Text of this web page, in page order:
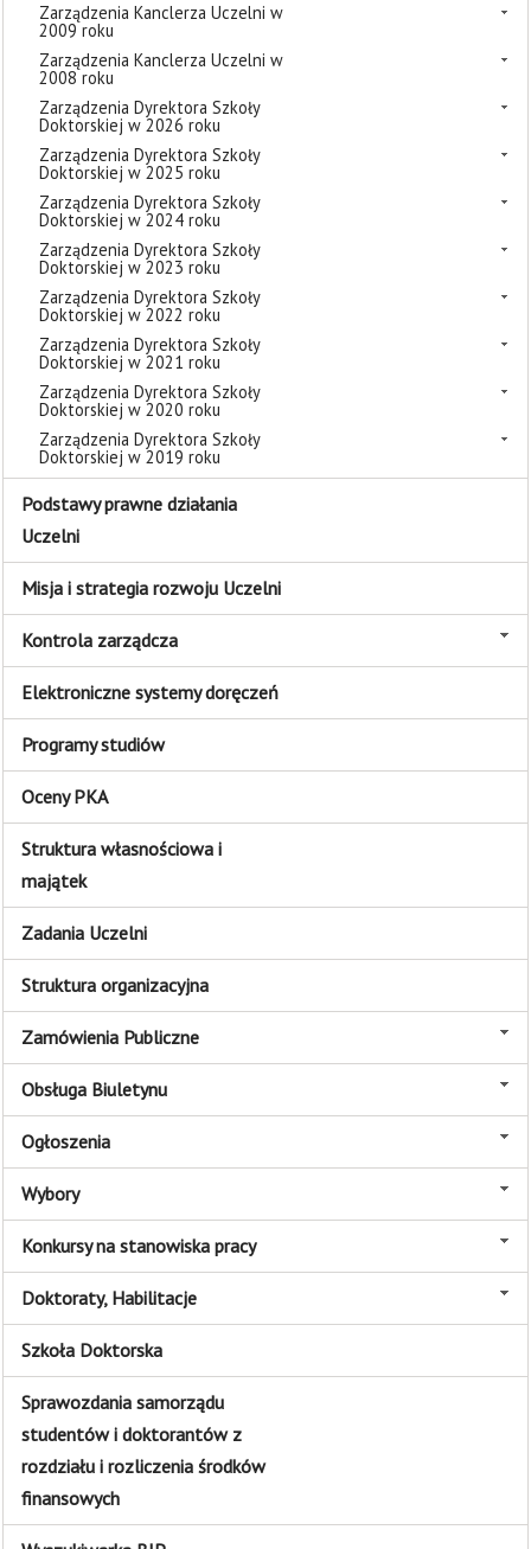
Zarządzenia Kanclerza Uczelni w
2009 roku
Zarządzenia Kanclerza Uczelni w
2008 roku
Zarządzenia Dyrektora Szkoły
Doktorskiej w 2026 roku
Zarządzenia Dyrektora Szkoły
Doktorskiej w 2025 roku
Zarządzenia Dyrektora Szkoły
Doktorskiej w 2024 roku
Zarządzenia Dyrektora Szkoły
Doktorskiej w 2023 roku
Zarządzenia Dyrektora Szkoły
Doktorskiej w 2022 roku
Zarządzenia Dyrektora Szkoły
Doktorskiej w 2021 roku
Zarządzenia Dyrektora Szkoły
Doktorskiej w 2020 roku
Zarządzenia Dyrektora Szkoły
Doktorskiej w 2019 roku
Podstawy prawne działania
Uczelni
Misja i strategia rozwoju Uczelni
Kontrola zarządcza
Elektroniczne systemy doręczeń
Programy studiów
Oceny PKA
Struktura własnościowa i
majątek
Zadania Uczelni
Struktura organizacyjna
Zamówienia Publiczne
Obsługa Biuletynu
Ogłoszenia
Wybory
Konkursy na stanowiska pracy
Doktoraty, Habilitacje
Szkoła Doktorska
Sprawozdania samorządu
studentów i doktorantów z
rozdziału i rozliczenia środków
finansowych